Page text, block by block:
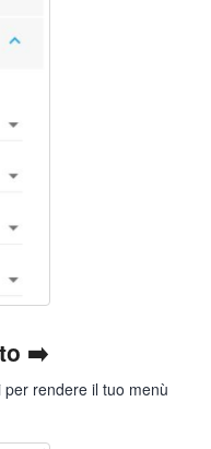
➡️
rendere il tuo menù